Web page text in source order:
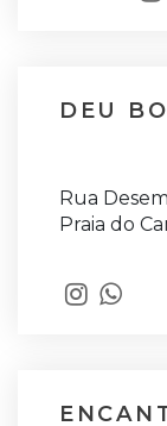
DEU
Rua
Praia do